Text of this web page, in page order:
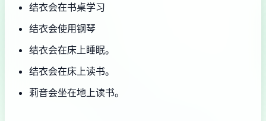
结衣会在书桌学习
结衣会使用钢琴
结衣会在床上睡眠。
结衣会在床上读书。
莉音会坐在地上读书。